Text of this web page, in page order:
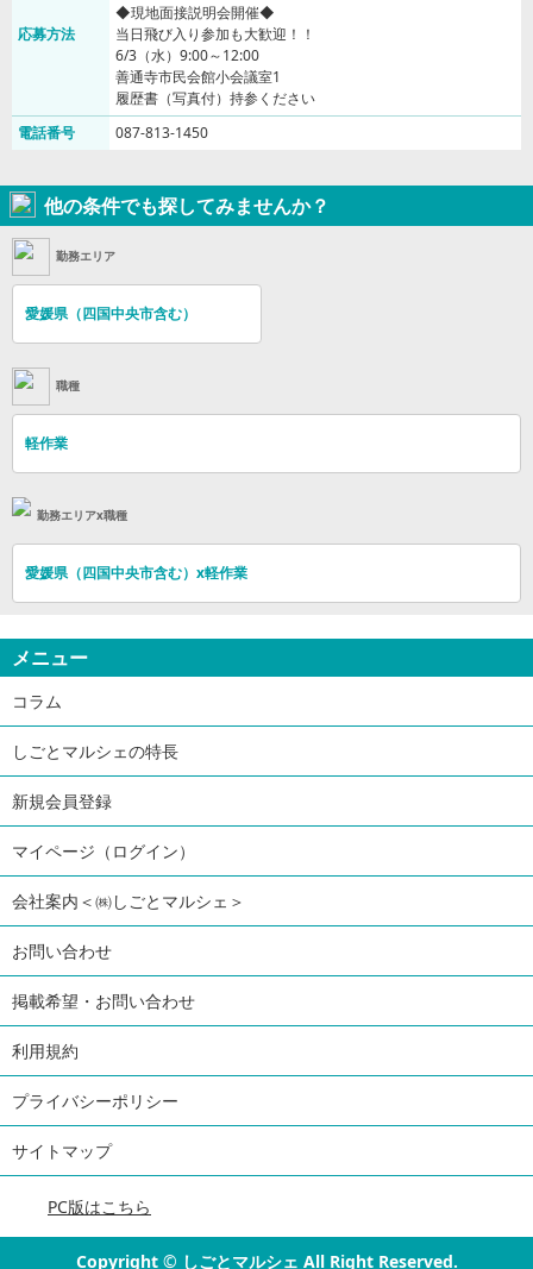
応募方法
◆現地面接説明会開催◆
当日飛び入り参加も大歓迎！！
6/3（水）9:00～12:00
善通寺市民会館小会議室1
履歴書（写真付）持参ください
電話番号
087-813-1450
他の条件でも探してみませんか？
勤務エリア
愛媛県（四国中央市含む）
職種
軽作業
勤務エリアx職種
愛媛県（四国中央市含む）x軽作業
メニュー
コラム
しごとマルシェの特長
新規会員登録
マイページ（ログイン）
会社案内＜㈱しごとマルシェ＞
お問い合わせ
掲載希望・お問い合わせ
利用規約
プライバシーポリシー
サイトマップ
PC版はこちら
Copyright © しごとマルシェ All Right Reserved.